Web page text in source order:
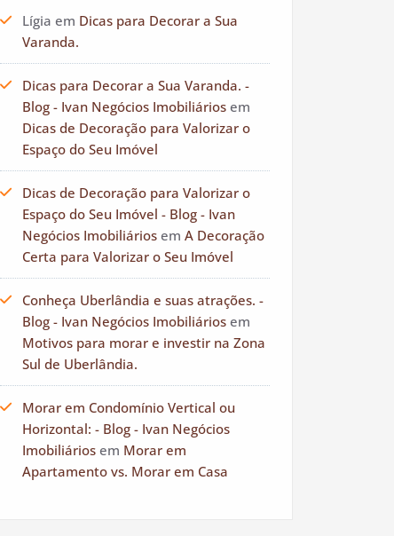
Lígia em Dicas para Decorar a Sua
Varanda.
Dicas para Decorar a Sua Varanda. -
Blog - Ivan Negócios Imobiliários em
Dicas de Decoração para Valorizar o
Espaço do Seu Imóvel
Dicas de Decoração para Valorizar o
Espaço do Seu Imóvel - Blog - Ivan
Negócios Imobiliários em A Decoração
Certa para Valorizar o Seu Imóvel
Conheça Uberlândia e suas atrações. -
Blog - Ivan Negócios Imobiliários em
Motivos para morar e investir na Zona
Sul de Uberlândia.
Morar em Condomínio Vertical ou
Horizontal: - Blog - Ivan Negócios
Imobiliários em Morar em
Apartamento vs. Morar em Casa